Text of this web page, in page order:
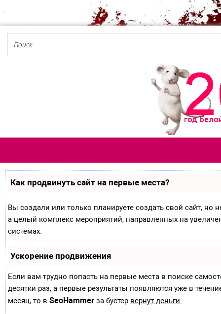
Как продвинуть сайт на первые места?
Вы создали или только планируете создать свой сайт, но
а целый комплекс мероприятий, направленных на
системах.
Ускорение продвижения
Если вам трудно попасть на первые места в поиске
десятки раз, а первые результаты появляются уже в
месяц, то в SeoHammer за бустер вернут деньги.